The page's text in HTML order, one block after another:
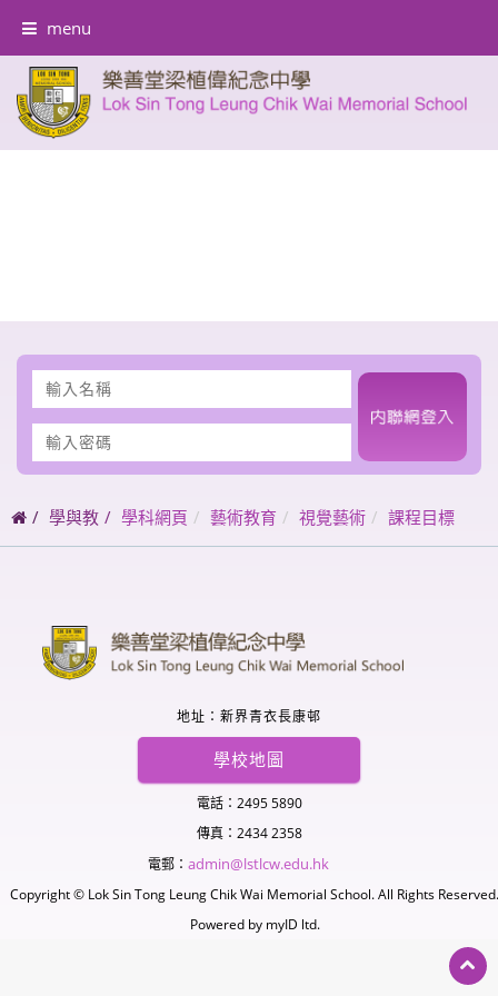
menu
輸
名
稱
輸
密
學與教 學科網頁 藝術教育 視覺藝術 課程目標
地址：新界青衣長康邨
學校地圖
電話：2495 5890
傳真：2434 2358
電郵： admin@lstlcw.edu.hk
Copyright © Lok Sin Tong Leung Chik Wai Memorial School. All Rights Reserved.
Powered by myID ltd.